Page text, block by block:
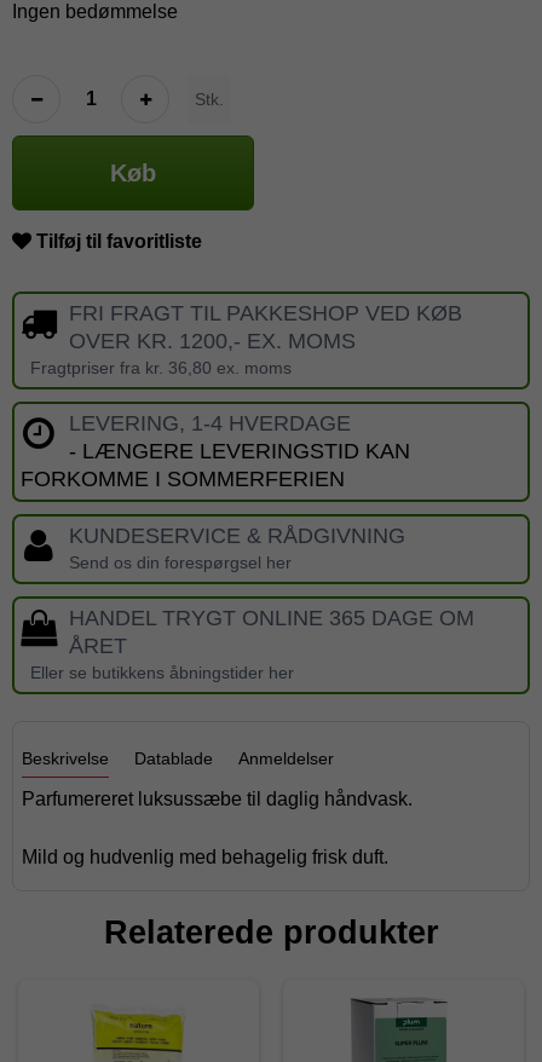
Ingen bedømmelse
Stk.
Køb
Tilføj til favoritliste
FRI FRAGT TIL PAKKESHOP VED KØB
OVER KR. 1200,- EX. MOMS
Fragtpriser fra kr. 36,80 ex. moms
LEVERING, 1-4 HVERDAGE
- LÆNGERE LEVERINGSTID KAN
FORKOMME I SOMMERFERIEN
KUNDESERVICE & RÅDGIVNING
Send os din forespørgsel her
HANDEL TRYGT ONLINE 365 DAGE OM
ÅRET
Eller se butikkens åbningstider her
Beskrivelse Datablade Anmeldelser
Parfumereret luksussæbe til daglig håndvask.
Mild og hudvenlig med behagelig frisk duft.
Relaterede produkter